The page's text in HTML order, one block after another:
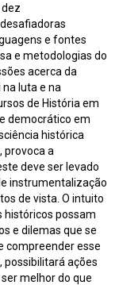
e fontes
e metodologias do
acerca da
luta e na
de História em
democrático em
histórica
provoca a
deve ser levado
instrumentalização
de vista. O intuito
históricos possam
e dilemas que se
compreender esse
ações
melhor do que